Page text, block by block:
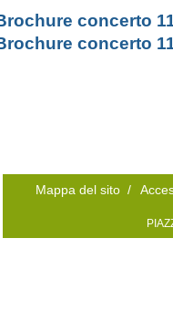
concerto
concerto
Mappa del sito /